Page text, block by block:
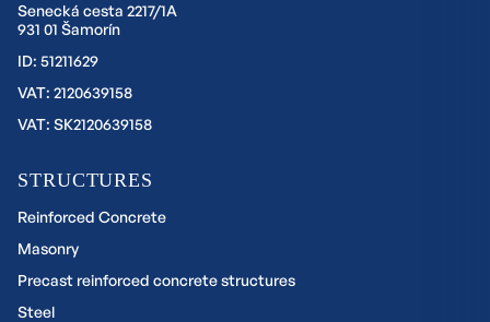
Senecká cesta 2217/1A
931 01 Šamorín
ID: 51211629
VAT: 2120639158
VAT: SK2120639158
STRUCTURES
Reinforced Concrete
Masonry
Precast reinforced concrete structures
Steel